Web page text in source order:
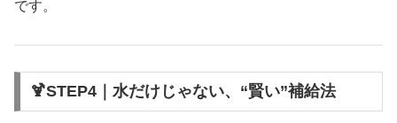
です。
🍹STEP4｜水だけじゃない、“賢い”補給法